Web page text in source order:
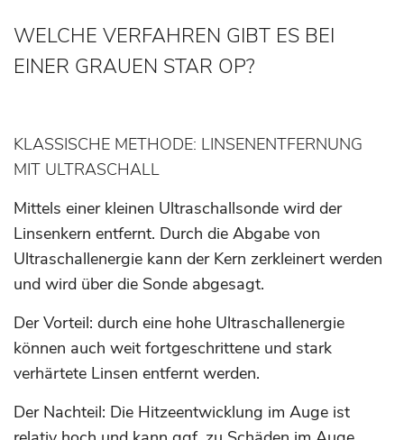
WELCHE VERFAHREN GIBT ES BEI
EINER GRAUEN STAR OP?
KLASSISCHE METHODE: LINSENENTFERNUNG
MIT ULTRASCHALL
Mittels einer kleinen Ultraschallsonde wird der
Linsenkern entfernt. Durch die Abgabe von
Ultraschallenergie kann der Kern zerkleinert werden
und wird über die Sonde abgesagt.
Der Vorteil: durch eine hohe Ultraschallenergie
können auch weit fortgeschrittene und stark
verhärtete Linsen entfernt werden.
Der Nachteil: Die Hitzeentwicklung im Auge ist